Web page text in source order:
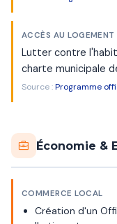
ACCÈS AU LOGEMENT
Lutter contre
charte municipale
Source :Programme
Économie &
COMMERCE LOCAL
Création d'un